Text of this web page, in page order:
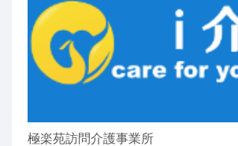
極楽苑訪問介護事業所